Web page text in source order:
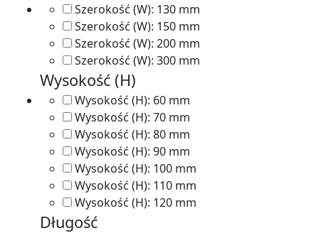
Szerokość (W): 130 mm
Szerokość (W): 150 mm
Szerokość (W): 200 mm
Szerokość (W): 300 mm
Wysokość (H)
Wysokość (H): 60 mm
Wysokość (H): 70 mm
Wysokość (H): 80 mm
Wysokość (H): 90 mm
Wysokość (H): 100 mm
Wysokość (H): 110 mm
Wysokość (H): 120 mm
Długość